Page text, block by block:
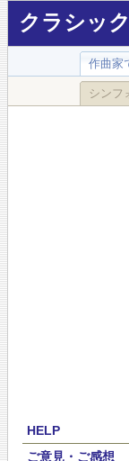
クラシッ
作曲家
シンフ
HELP
ご意見・ご感想